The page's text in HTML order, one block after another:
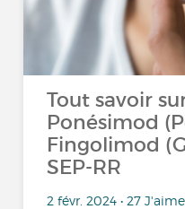
Tout savoir
Ponésimod
Fingolimod
SEP-RR
2 févr. 2024 • 27 J'aime